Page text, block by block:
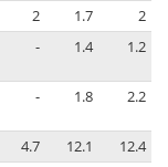
2 1.7
2
- 1.4 1.2
- 1.8 2.2
4.7 12.1
12.4